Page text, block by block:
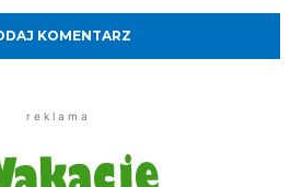
r e k l a m a